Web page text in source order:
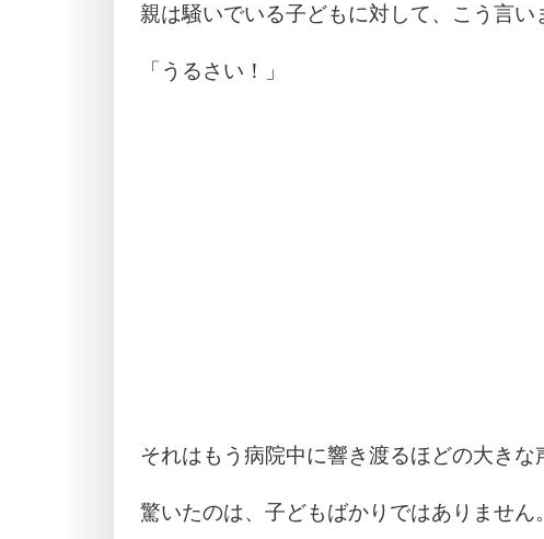
親は騒いでいる子どもに対して、こう言い
「うるさい！」
それはもう病院中に響き渡るほどの大きな
驚いたのは、子どもばかりではありません。